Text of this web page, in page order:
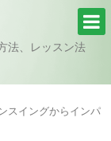
法、レッスン法
スイングからインパ